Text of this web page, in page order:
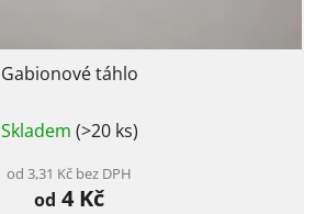
Gabionové táhlo
hodnocení
je
4,7
Skladem (>20 ks)
od 3,31 Kč bez DPH
od 4 Kč